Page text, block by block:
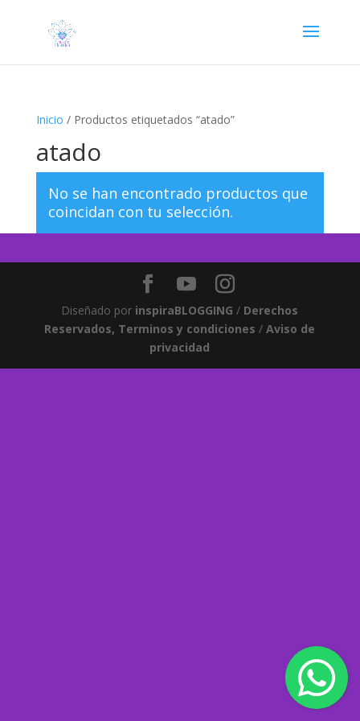
Inicio / Productos etiquetados “atado”
atado
No se han encontrado productos que
coincidan con tu selección.
Diseñado por inspiraBLOGGING / Derechos
Reservados, Terminos y condiciones/Aviso de
privacidad